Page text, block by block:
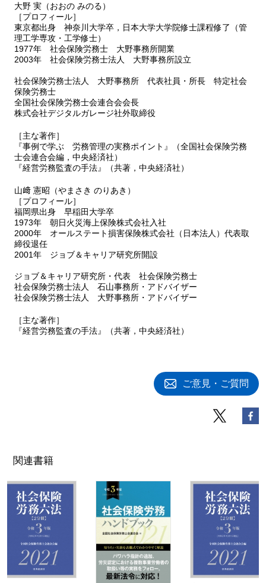
大野 実（おおの みのる）
［プロフィール］
東京都出身 神奈川大学卒，日本大学大学院修士課程修了（管
理工学専攻・工学修士）
1977年 社会保険労務士 大野事務所開業
2003年 社会保険労務士法人 大野事務所設立
社会保険労務士法人 大野事務所 代表社員・所長 特定社会
保険労務士
全国社会保険労務士会連合会会長
株式会社デジタルガレージ社外取締役
［主な著作］
『事例で学ぶ 労務管理の実務ポイント』（全国社会保険労務
士会連合会編，中央経済社）
『経営労務監査の手法』（共著，中央経済社）
山﨑 憲昭（やまさき のりあき）
［プロフィール］
福岡県出身 早稲田大学卒
1973年 朝日火災海上保険株式会社入社
2000年 オールステート損害保険株式会社（日本法人）代表取
締役退任
2001年 ジョブ＆キャリア研究所開設
ジョブ＆キャリア研究所・代表 社会保険労務士
社会保険労務士法人 石山事務所・アドバイザー
社会保険労務士法人 大野事務所・アドバイザー
［主な著作］
『経営労務監査の手法』（共著，中央経済社）
ご意見・ご質問
関連書籍